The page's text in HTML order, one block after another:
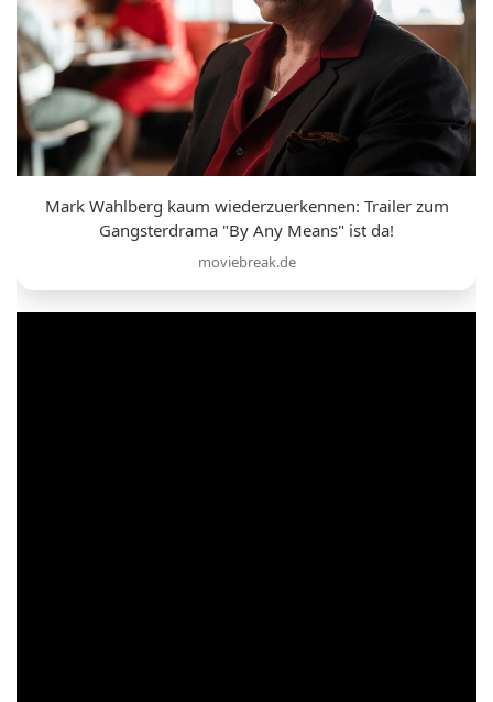
Mark Wahlberg kaum wiederzuerkennen: Trailer zum
Gangsterdrama "By Any Means" ist da!
moviebreak.de